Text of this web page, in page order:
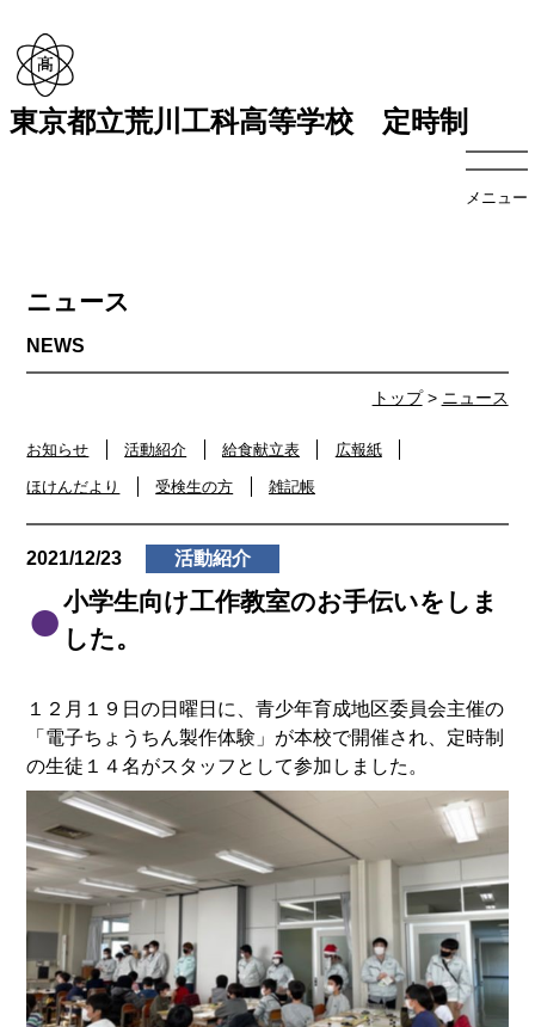
東京都立荒川工科高等学校 定時制
メニュー
トップ> ニュース
ニュース
お知らせ 活動紹介 給食献立表 広報紙
ほけんだより 受検生の方 雑記帳
2021/12/23 活動紹介
小学生向け工作教室のお手伝いをしま
した。
１２月１９日の日曜日に、青少年育成地区委員会主催の
「電子ちょうちん製作体験」が本校で開催され、定時制
の生徒１４名がスタッフとして参加しました。